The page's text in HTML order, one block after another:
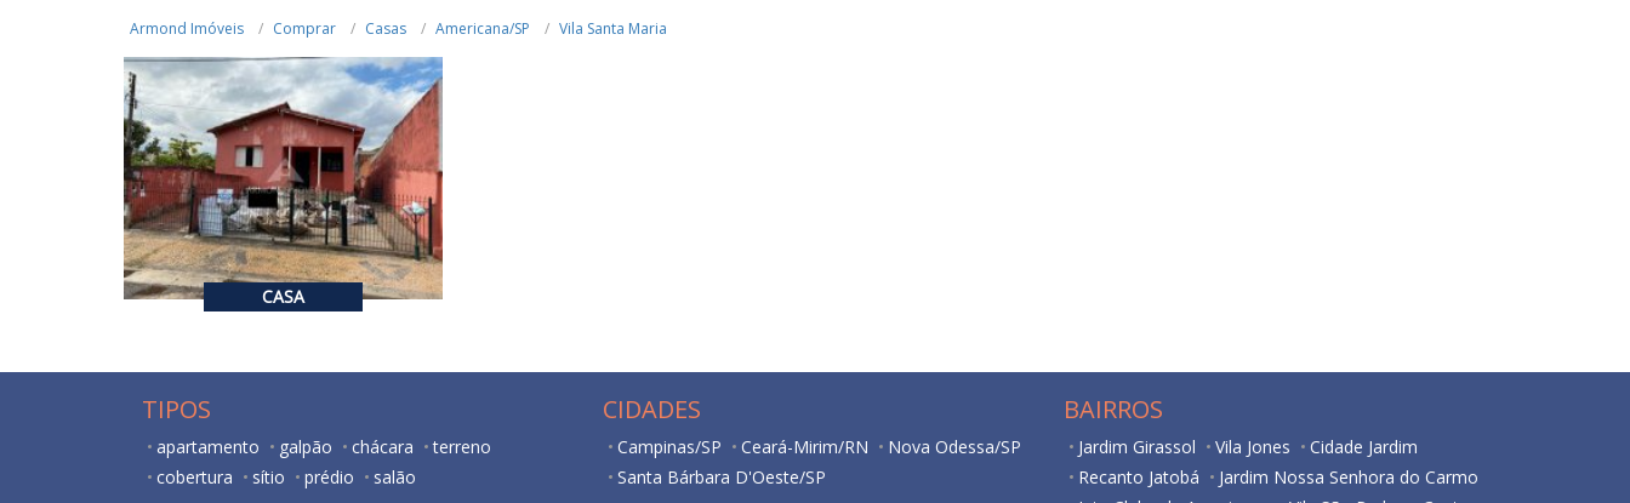
Armond Imóveis Comprar Casas Americana/SP Vila Santa Maria
CASA
R$ 280.000,00 VENDA
2 1 126.3
TIPOS
apartamento galpão chácara
terreno
cobertura
sítio prédio salão
CIDADES
Campinas/SP Ceará-Mirim/RN
Nova Odessa/SP
Santa Bárbara D'Oeste/SP
BAIRROS
Jardim Girassol Vila Jones
Cidade Jardim
Recanto Jatobá
Jardim Nossa Senhora do Carmo